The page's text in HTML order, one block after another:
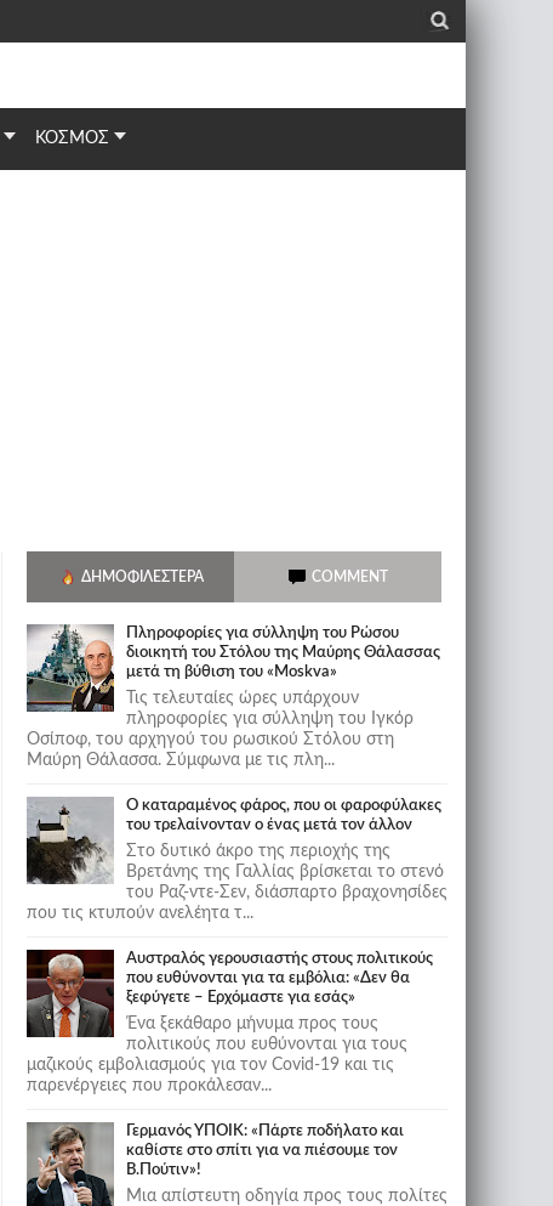
_
ΚΟΣΜΟΣ
ΔΗΜΟΦΙΛΈΣΤΕΡΑ COMMENT
Πληροφορίες για σύλληψη του Ρώσου
διοικητή του Στόλου της Mαύρης Θάλασσας
μετά τη βύθιση του «Moskva»
Τις τελευταίες ώρες υπάρχουν
πληροφορίες για σύλληψη του Ιγκόρ
Οσίποφ, του αρχηγού του ρωσικού Στόλου στη
Μαύρη Θάλασσα. Σύμφωνα με τις πλη...
Ο καταραμένος φάρος, που οι φαροφύλακες
του τρελαίνονταν ο ένας μετά τον άλλον
Στο δυτικό άκρο της περιοχής της
Βρετάνης της Γαλλίας βρίσκεται το στενό
του Ραζ-ντε-Σεν, διάσπαρτο βραχονησίδες
που τις κτυπούν ανελέητα τ...
Αυστραλός γερουσιαστής στους πολιτικούς
που ευθύνονται για τα εμβόλια: «Δεν θα
ξεφύγετε – Ερχόμαστε για εσάς»
Ένα ξεκάθαρο μήνυμα προς τους
πολιτικούς που ευθύνονται για τους
μαζικούς εμβολιασμούς για τον Covid-19 και τις
παρενέργειες που προκάλεσαν...
Γερμανός ΥΠΟΙΚ: «Πάρτε ποδήλατο και
καθίστε στο σπίτι για να πιέσουμε τον
Β.Πούτιν»!
Μια απίστευτη οδηγία προς τους πολίτες